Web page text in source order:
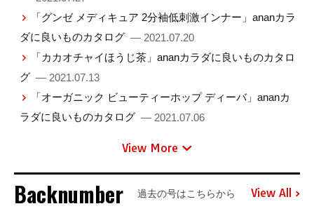
「グンゼ メディキュア 2分袖低刺激インナー」ananカラ
ダに良いものカタログ — 2021.07.20
「カカオチャイほうじ茶」ananカラダに良いものカタロ
グ — 2021.07.13
「オーガニック ビューティーホップ ディーバ」ananカ
ラダに良いものカタログ — 2021.07.06
View More
Backnumber 過去の号はこちらから View All